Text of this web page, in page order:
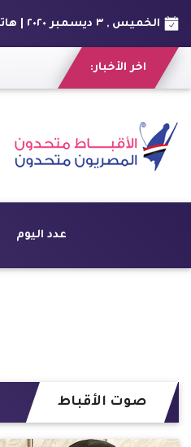
الخميس , ٣ ديسمبر ٢٠٢٠ | هاتور ١٧٣٧ ش ٢٤
اخر الأخبار:
عدد اليوم
صوت الأقباط